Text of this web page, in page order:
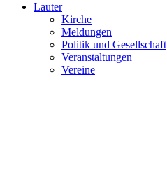
Lauter
Kirche
Meldungen
Politik und Gesellschaft
Veranstaltungen
Vereine